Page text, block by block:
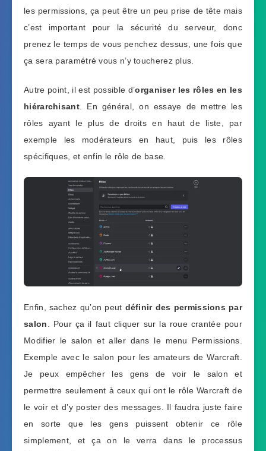
les permissions, ça peut être un peu prise de tête mais
c’est important pour la sécurité du serveur, donc
prenez le temps de vous penchez dessus, une fois que
ça sera paramétré vous n’y toucherez plus.
Autre point, il est possible d’organiser les rôles en les
hiérarchisant. En général, on essaye de mettre les
rôles ayant le plus de droits en haut de liste, par
exemple les modérateurs en haut, puis les rôles
spécifiques, et enfin le rôle de base.
Enfin, sachez qu’on peut définir des permissions par
salon . Pour ça il faut cliquer sur la roue crantée pour
Modifier le salon et aller dans le menu Permissions.
Exemple avec le salon pour les amateurs de Warcraft.
Je peux empêcher les gens de voir le salon et
permettre seulement à ceux qui ont le rôle Warcraft de
le voir et d’y poster des messages. Il faudra juste faire
en sorte que les gens puissent obtenir ce rôle
simplement, et ça on le verra dans le processus